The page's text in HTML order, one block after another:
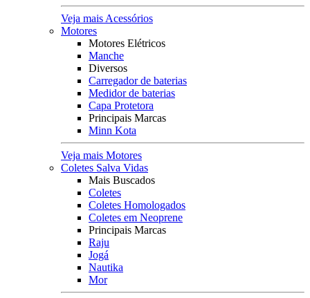
Veja mais Acessórios
Motores
Motores Elétricos
Manche
Diversos
Carregador de baterias
Medidor de baterias
Capa Protetora
Principais Marcas
Minn Kota
Veja mais Motores
Coletes Salva Vidas
Mais Buscados
Coletes
Coletes Homologados
Coletes em Neoprene
Principais Marcas
Raju
Jogá
Nautika
Mor